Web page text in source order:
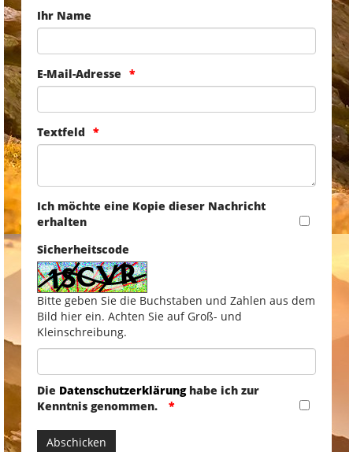
Ihr Name
E-Mail-Adresse
Textfeld
Ich möchte eine Kopie dieser Nachricht
erhalten
Sicherheitscode
Bitte geben Sie die Buchstaben und Zahlen aus dem
Bild hier ein. Achten Sie auf Groß- und
Kleinschreibung.
Die Datenschutzerklärunghabe ich zur
Kenntnis genommen.
Abschicken